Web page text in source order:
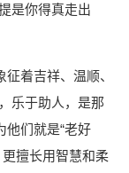
是你得真走出
着吉祥、温顺、
乐于助人，是那
他们就是“老好
擅长用智慧和柔